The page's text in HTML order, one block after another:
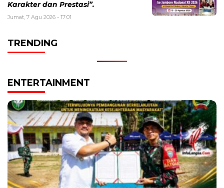
Karakter dan Prestasi”.
Jumat, 7 Agu 2026 - 17:01
TRENDING
ENTERTAINMENT